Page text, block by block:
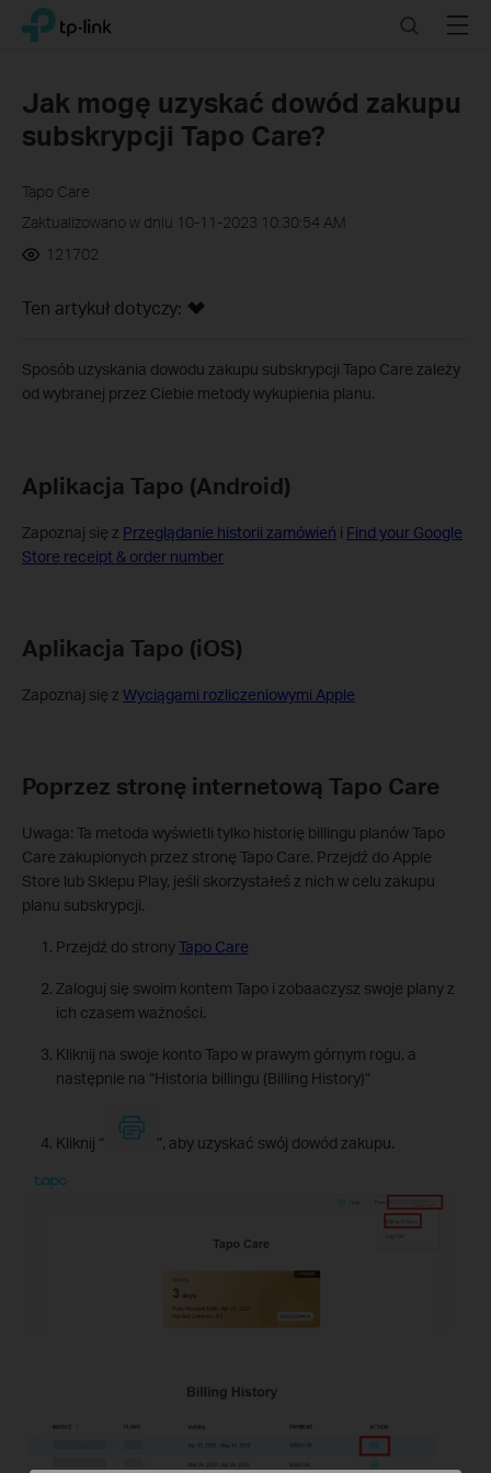
Click
navigation
TP-Link, Reliably Smart SearchMenu
Jak mogę uzyskać dowód zakupu
subskrypcji Tapo Care?
Tapo Care
Zaktualizowano w dniu 10-11-2023 10:30:54 AM
121702
Ten artykuł dotyczy:
Sposób uzyskania dowodu zakupu subskrypcji Tapo Care zależy
od wybranej przez Ciebie metody wykupienia planu.
Aplikacja Tapo (Android)
Zapoznaj się z Przeglądanie historii zamówień i Find your Google
Store receipt & order number
Aplikacja Tapo (iOS)
Zapoznaj się z Wyciągami rozliczeniowymi Apple
Poprzez stronę internetową Tapo Care
Uwaga: Ta metoda wyświetli tylko historię billingu planów Tapo
Care zakupionych przez stronę Tapo Care. Przejdź do Apple
Store lub Sklepu Play, jeśli skorzystałeś z nich w celu zakupu
planu subskrypcji.
Przejdź do stronyTapo Care
Zaloguj się swoim kontem Tapo i zobaaczysz swoje plany z
ich czasem ważności.
Kliknij na swoje konto Tapo w prawym górnym rogu, a
następnie na “Historia billingu (Billing History)”
Kliknij “ ”, aby uzyskać swój dowód zakupu.